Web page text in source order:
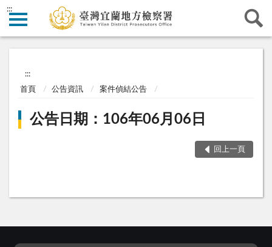
:::
:::
首頁 公告資訊 案件偵結公告
公告日期：106年06月06日
回上一頁